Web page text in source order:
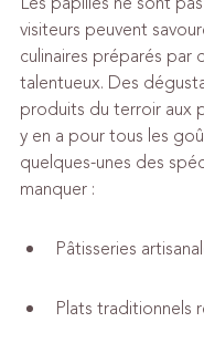
visiteurs peuvent
culinaires préparés par
talentueux. Des
produits du terroir aux
y en a pour tous les
quelques-unes des
manquer :
Pâtisseries
Plats traditionnels